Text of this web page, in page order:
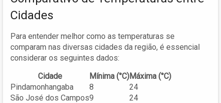
Cidades
Para entender melhor como as temperaturas se
comparam nas diversas cidades da região, é essencial
considerar os seguintes dados:
Cidade
Mínima (°C)Máxima (°C)
Pindamonhangaba
8
24
São José dos Campos9
24